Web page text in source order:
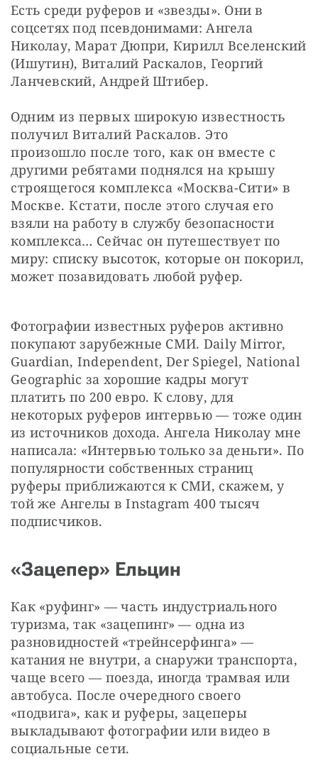
Есть среди руферов и «звезды». Они в
соцсетях под псевдонимами: Ангела
Николау, Марат Дюпри, Кирилл Вселенский
(Ишутин), Виталий Раскалов, Георгий
Ланчевский, Андрей Штибер.
Одним из первых широкую известность
получил Виталий Раскалов. Это
произошло после того, как он вместе с
другими ребятами поднялся на крышу
строящегося комплекса «Москва-Сити» в
Москве. Кстати, после этого случая его
взяли на работу в службу безопасности
комплекса… Сейчас он путешествует по
миру: списку высоток, которые он покорил,
может позавидовать любой руфер.
Фотографии известных руферов активно
покупают зарубежные СМИ. Daily Mirror,
Guardian, Independent, Der Spiegel, National
Geographic за хорошие кадры могут
платить по 200 евро. К слову, для
некоторых руферов интервью — ​тоже один
из источников дохода. Ангела Николау мне
написала: «Интервью только за деньги». По
популярности собственных страниц
руферы приближаются к СМИ, скажем, у
той же Ангелы в Instagram 400 тысяч
подписчиков.
«Зацепер» Ельцин
Как «руфинг» — ​часть индустриального
туризма, так «зацепинг» — ​одна из
разновидностей «трейнсерфинга» — ​
катания не внутри, а снаружи транспорта,
чаще всего — ​поезда, иногда трамвая или
автобуса. После очередного своего
«подвига», как и руферы, зацеперы
выкладывают фотографии или видео в
социальные сети.